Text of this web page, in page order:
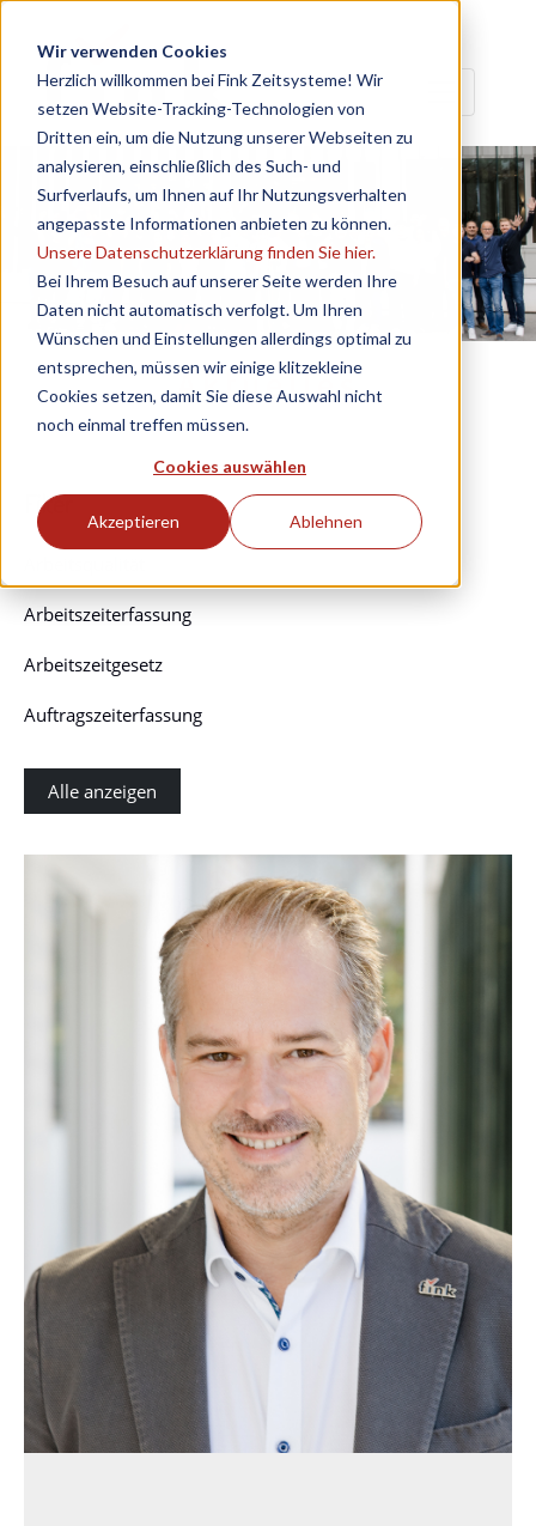
Wir verwenden Cookies
Herzlich willkommen bei Fink Zeitsysteme! Wir
setzen Website-Tracking-Technologien von
Dritten ein, um die Nutzung unserer Webseiten zu
analysieren, einschließlich des Such- und
Surfverlaufs, um Ihnen auf Ihr Nutzungsverhalten
angepasste Informationen anbieten zu können.
Unsere Datenschutzerklärung finden Sie hier.
Bei Ihrem Besuch auf unserer Seite werden Ihre
Daten nicht automatisch verfolgt. Um Ihren
Wünschen und Einstellungen allerdings optimal zu
entsprechen, müssen wir einige klitzekleine
Cookies setzen, damit Sie diese Auswahl nicht
noch einmal treffen müssen.
Cookies auswählen
Akzeptieren Ablehnen
Aktuelles
Filter
Arbeitszeiterfassung
Arbeitszeitgesetz
Auftragszeiterfassung
Alle anzeigen